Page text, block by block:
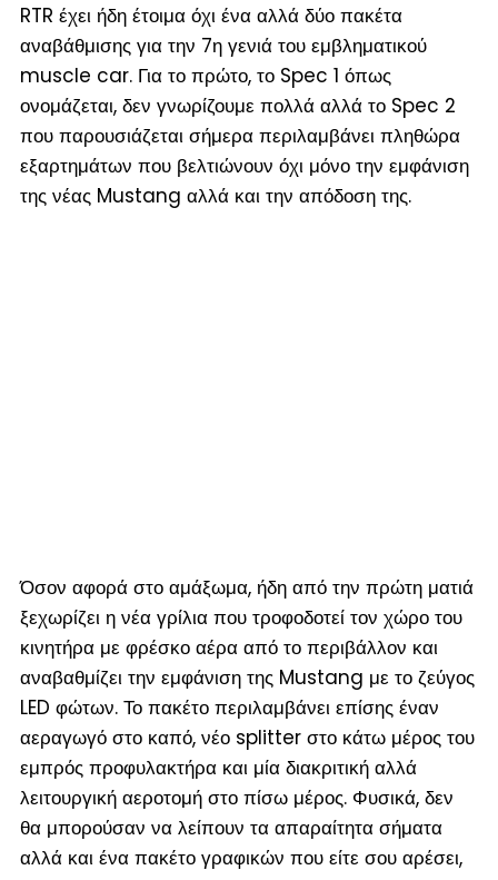
RTR έχει ήδη έτοιμα όχι ένα αλλά δύο πακέτα
αναβάθμισης για την 7ηγενιά του εμβληματικού
muscle car. Για το πρώτο, το Spec 1 όπως
ονομάζεται, δεν γνωρίζουμε πολλά αλλά το Spec 2
που παρουσιάζεται σήμερα περιλαμβάνει πληθώρα
εξαρτημάτων που βελτιώνουν όχι μόνο την εμφάνιση
της νέας Mustang αλλά και την απόδοση της.
Όσον αφορά στο αμάξωμα, ήδη από την πρώτη ματιά
ξεχωρίζει η νέα γρίλια που τροφοδοτεί τον χώρο του
κινητήρα με φρέσκο αέρα από το περιβάλλον και
αναβαθμίζει την εμφάνιση της Mustang με το ζεύγος
LED φώτων. Το πακέτο περιλαμβάνει επίσης έναν
αεραγωγό στο καπό, νέο splitter στο κάτω μέρος του
εμπρός προφυλακτήρα και μία διακριτική αλλά
λειτουργική αεροτομή στο πίσω μέρος. Φυσικά, δεν
θα μπορούσαν να λείπουν τα απαραίτητα σήματα
αλλά και ένα πακέτο γραφικών που είτε σου αρέσει,